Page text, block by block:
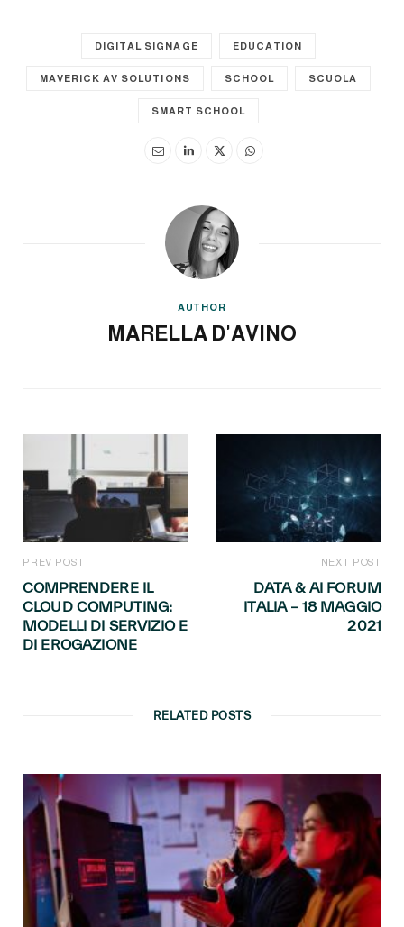
DIGITAL SIGNAGE EDUCATION
MAVERICK AV SOLUTIONS SCHOOL SCUOLA
SMART SCHOOL
AUTHOR
MARELLA D'AVINO
PREV POST
COMPRENDERE IL
CLOUD COMPUTING:
MODELLI DI SERVIZIO E
DI EROGAZIONE
NEXT POST
DATA & AI FORUM
ITALIA – 18 MAGGIO
2021
RELATED POSTS